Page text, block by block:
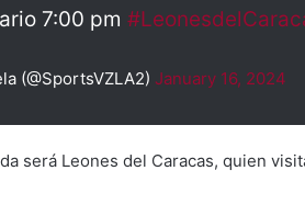
7:00 pm
(@SportsVZLA2) January 16, 2024
será Leones del Caracas, quien